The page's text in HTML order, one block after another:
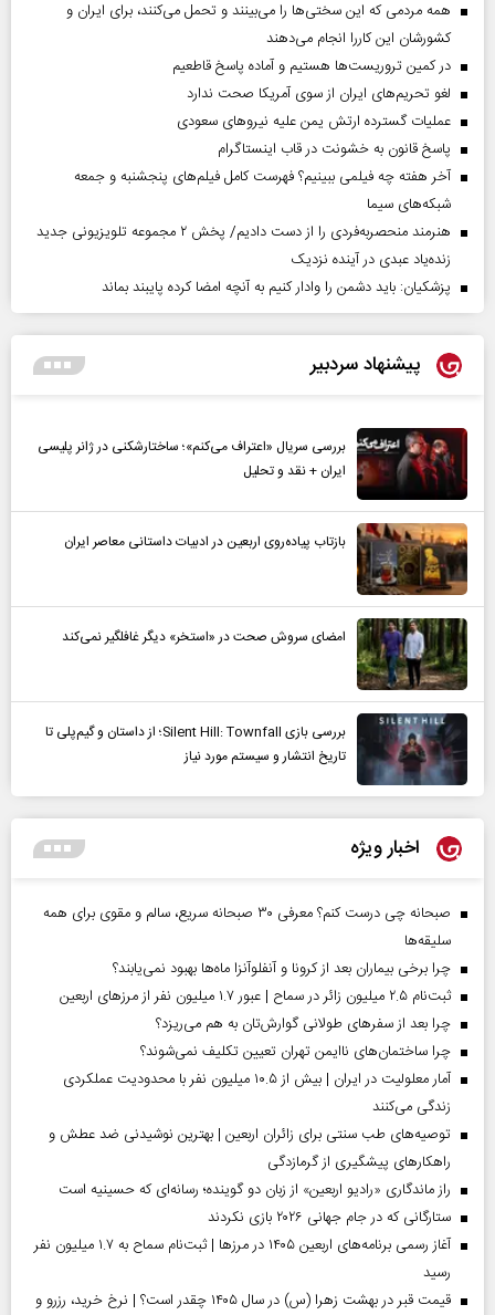
همه مردمی که این سختی‌ها را می‌بینند و تحمل می‌کنند، برای ایران و
کشورشان این کاررا انجام می‌دهند
در کمین تروریست‌ها هستیم و آماده پاسخ قاطعیم
لغو تحریم‌های ایران از سوی آمریکا صحت ندارد
عملیات گسترده ارتش یمن علیه نیروهای سعودی
پاسخ قانون به خشونت در قاب اینستاگرام
آخر هفته چه فیلمی ببینیم؟ فهرست کامل فیلم‌های پنجشنبه و جمعه
شبکه‌های سیما
هنرمند منحصر‌به‌فردی را از دست دادیم/ پخش ۲ مجموعه تلویزیونی جدید
زنده‌یاد عبدی در آینده نزدیک
پزشکیان: باید دشمن را وادار کنیم به آنچه امضا کرده پایبند بماند
پیشنهاد سردبیر
بررسی سریال «اعتراف می‌کنم»؛ ساختارشکنی در ژانر پلیسی
ایران + نقد و تحلیل
بازتاب پیاده‌روی اربعین در ادبیات داستانی معاصر ایران
امضای سروش صحت در «استخر» دیگر غافلگیر نمی‌کند
بررسی بازی Silent Hill: Townfall؛ از داستان و گیم‌پلی تا
تاریخ انتشار و سیستم مورد نیاز
اخبار ویژه
صبحانه چی درست کنم؟ معرفی ۳۰ صبحانه سریع، سالم و مقوی برای همه
سلیقه‌ها
چرا برخی بیماران بعد از کرونا و آنفلوآنزا ماه‌ها بهبود نمی‌یابند؟
ثبت‌نام ۲.۵ میلیون زائر در سماح | عبور ۱.۷ میلیون نفر از مرز‌های اربعین
چرا بعد از سفرهای طولانی گوارش‌تان به هم می‌ریزد؟
چرا ساختمان‌های ناایمن تهران تعیین تکلیف نمی‌شوند؟
آمار معلولیت در ایران | بیش از ۱۰.۵ میلیون نفر با محدودیت عملکردی
زندگی می‌کنند
توصیه‌های طب سنتی برای زائران اربعین | بهترین نوشیدنی ضد عطش و
راهکارهای پیشگیری از گرمازدگی
راز ماندگاری «رادیو اربعین» از زبان دو گوینده؛ رسانه‌ای که حسینیه است
ستارگانی که در جام جهانی ۲۰۲۶ بازی نکردند
آغاز رسمی برنامه‌های اربعین ۱۴۰۵ در مرز‌ها | ثبت‌نام سماح به ۱.۷ میلیون نفر
رسید
قیمت قبر در بهشت زهرا (س) در سال ۱۴۰۵ چقدر است؟ | نرخ خرید، رزرو و